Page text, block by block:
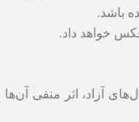
باشد.
خواهد داد.
آزاد، اثر منفی